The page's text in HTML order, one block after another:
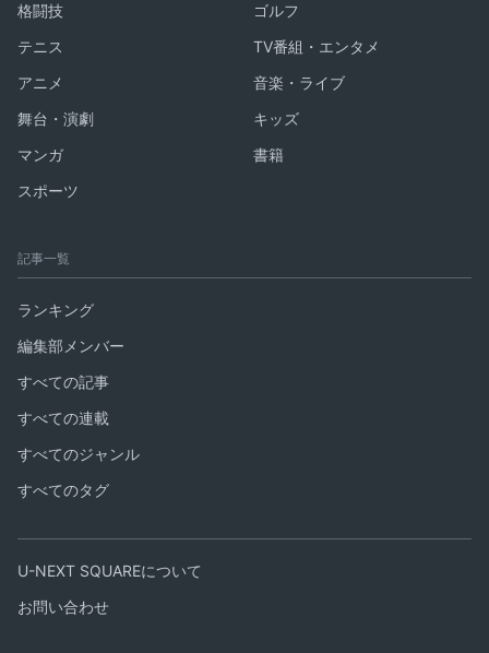
格闘技
ゴルフ
テニス
TV番組・エンタメ
アニメ
音楽・ライブ
舞台・演劇
キッズ
マンガ
書籍
スポーツ
記事一覧
ランキング
編集部メンバー
すべての記事
すべての連載
すべてのジャンル
すべてのタグ
U-NEXT SQUAREについて
お問い合わせ